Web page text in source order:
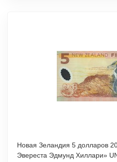
Новая Зеландия 5 долларов